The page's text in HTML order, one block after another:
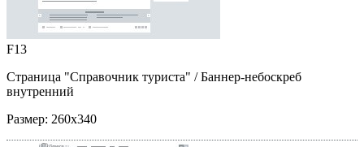
F13
Страница "Справочник туриста" / Баннер-небоскреб
внутренний
Размер: 260x340